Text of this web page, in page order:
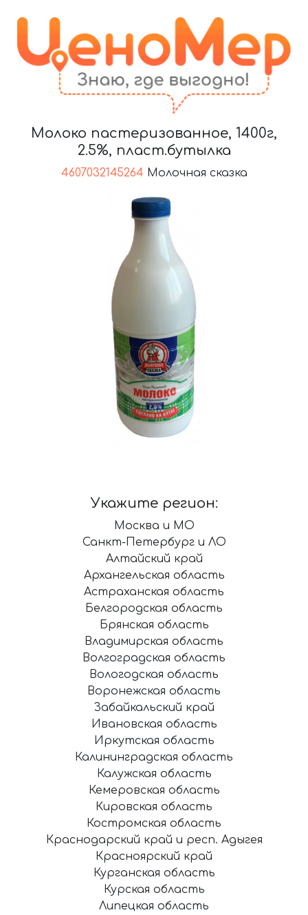
Молоко пастеризованное, 1400г,
2.5%, пласт.бутылка
4607032145264 Молочная сказка
Укажите регион:
Москва и МО
Санкт-Петербург и ЛО
Алтайский край
Архангельская область
Астраханская область
Белгородская область
Брянская область
Владимирская область
Волгоградская область
Вологодская область
Воронежская область
Забайкальский край
Ивановская область
Иркутская область
Калининградская область
Калужская область
Кемеровская область
Кировская область
Костромская область
Краснодарский край и респ. Адыгея
Красноярский край
Курганская область
Курская область
Липецкая область